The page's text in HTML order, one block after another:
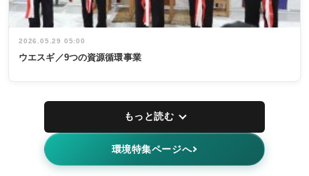
2026.05.29 05:00
ウエスギ／9つの資源循環事業
もっと読む
環境特集ページへ